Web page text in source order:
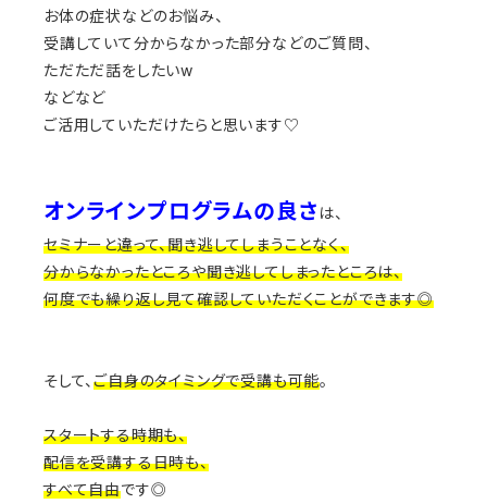
お体の症状などのお悩み、
受講していて分からなかった部分などのご質問、
ただただ話をしたいw
などなど
ご活用していただけたらと思います♡
オンラインプログラムの良さ は、
セミナーと違って、聞き逃してしまうことなく、
分からなかったところや聞き逃してしまったところは、
何度でも繰り返し見て確認していただくことができます◎
そして、ご自身のタイミングで受講も可能。
スタートする時期も、
配信を受講する日時も、
すべて自由です◎